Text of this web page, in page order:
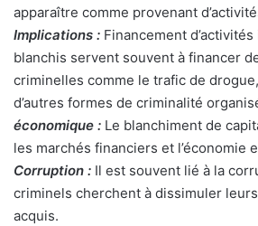
apparaître comme provenant
Implications : Financement
blanchis servent souvent à financer
criminelles comme le trafic de
d’autres formes de criminalité
économique : Le blanchiment de
les marchés financiers et l’économie
Corruption : Il est souvent lié à la
criminels cherchent à dissimuler
acquis.